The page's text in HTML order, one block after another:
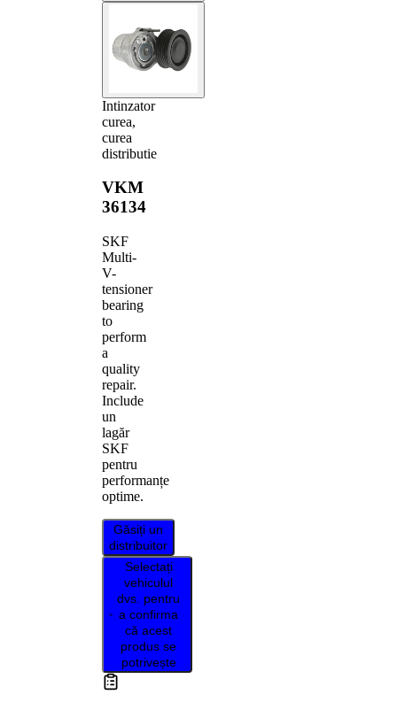
Intinzator
curea,
curea
distributie
VKM
36134
SKF
Multi-
V-
tensioner
bearing
to
perform
a
quality
repair.
Include
un
lagăr
SKF
pentru
performanțe
optime.
Găsiți un
distribuitor
Selectați
vehiculul
dvs. pentru
a confirma
că acest
produs se
potrivește